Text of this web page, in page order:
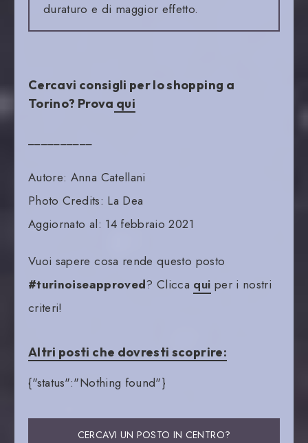
duraturo e di maggior effetto.
Cercavi consigli per lo shopping a
Torino? Prova qui
Autore: Anna Catellani
Photo Credits: La Dea
Aggiornato al: 14 febbraio 2021
Vuoi sapere cosa rende questo posto
#turinoiseapproved? Clicca qui per i nostri
criteri!
Altri posti che dovresti scoprire:
{"status":"Nothing found"}
CERCAVI UN POSTO IN CENTRO?